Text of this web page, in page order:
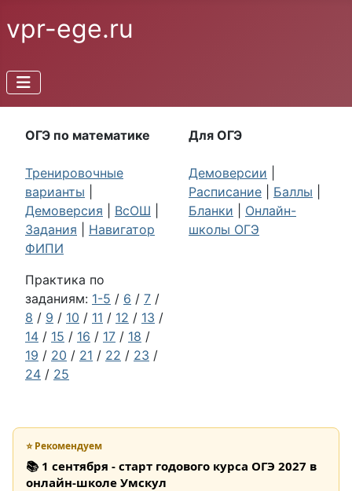
vpr-ege.ru
ОГЭ по математике
Тренировочные
варианты
Демоверсия
ВсОШ
Задания
Навигатор
ФИПИ
Практика по
заданиям: 1-5 / 6 / 7 /
8 / 9 / 10 / 11 / 12 / 13 /
14 / 15 / 16 / 17 / 18 /
19 / 20 / 21 / 22 / 23 /
24 / 25
Для ОГЭ
Демоверсии
Расписание
Баллы
Бланки
Онлайн-
школы ОГЭ
⭐ Рекомендуем
📚 1 сентября - старт годового курса ОГЭ 2027 в
онлайн-школе Умскул